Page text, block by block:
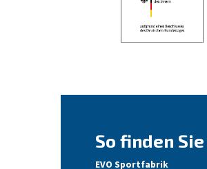
So finden
EVO Sportfabrik